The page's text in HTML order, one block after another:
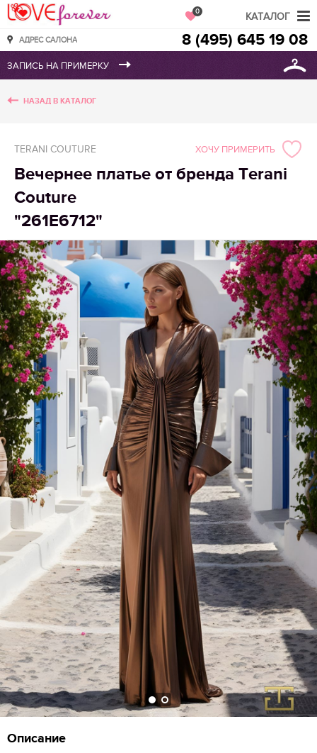
Love Forever
АДРЕС САЛОНА
0
8 (495) 645 19 08
НАЗАД В КАТАЛОГ
TERANI COUTURE
Вечернее платье от бренда Terani
Couture
"261Е6712"
ХОЧУ ПРИМЕРИТЬ
Описание
КАТАЛОГ